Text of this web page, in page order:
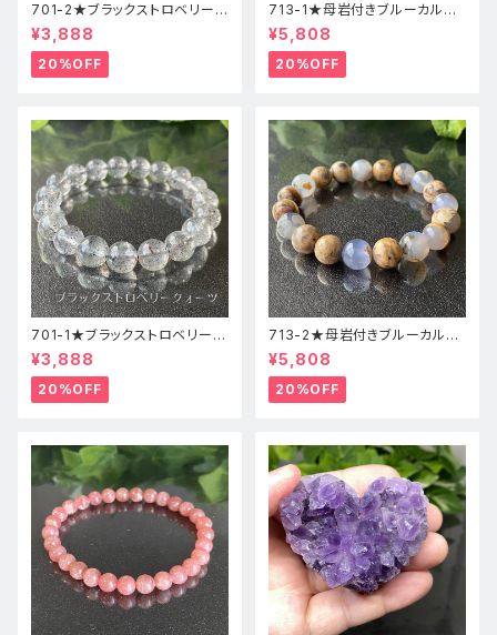
701-2★ブラックストロベリーク
ォーツ【高品質】天然石ブレスレ
ッパワーストーン
¥3,888
20%OFF
713-1★母岩付きブルーカルセ
ドニー【高品質】天然石ブレスレ
ットパワーストーン
¥5,808
20%OFF
701-1★ブラックストロベリーク
ォーツ【高品質】天然石ブレスレ
ッパワーストーン
¥3,888
20%OFF
713-2★母岩付きブルーカルセ
ドニー【高品質】天然石ブレスレ
ットパワーストーン
¥5,808
20%OFF